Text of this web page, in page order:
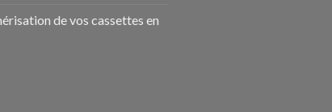
de vos cassettes en